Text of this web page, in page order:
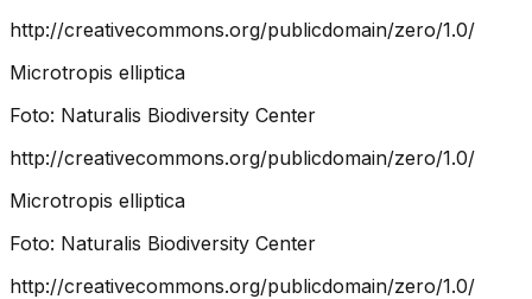
http://creativecommons.org/publicdomain/zero/1.0/
Microtropis elliptica
Foto: Naturalis Biodiversity Center
http://creativecommons.org/publicdomain/zero/1.0/
Microtropis elliptica
Foto: Naturalis Biodiversity Center
http://creativecommons.org/publicdomain/zero/1.0/